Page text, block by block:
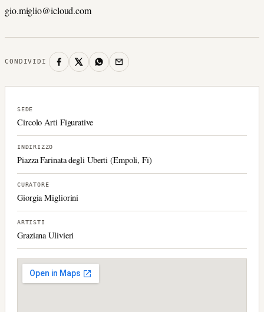
gio.miglio@icloud.com
CONDIVIDI
SEDE
Circolo Arti Figurative
INDIRIZZO
Piazza Farinata degli Uberti (Empoli, Fi)
CURATORE
Giorgia Migliorini
ARTISTI
Graziana Ulivieri